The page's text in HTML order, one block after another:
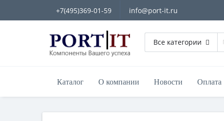
+7(495)369-01-59 info@port-it.ru
Все категории
Каталог О компании Новости Оплата